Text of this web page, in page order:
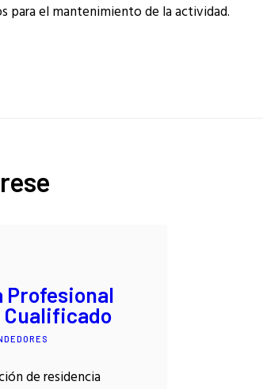
para el mantenimiento de la actividad.
Profesional
de residencia